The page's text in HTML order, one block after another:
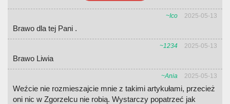
~Ico 2025-05-13
Brawo dla tej Pani .
~1234 2025-05-13
Brawo Liwia
~Ania 2025-05-13
Weźcie nie rozmieszajcie mnie z takimi artykułami, przecież
oni nic w Zgorzelcu nie robią. Wystarczy popatrzeć jak